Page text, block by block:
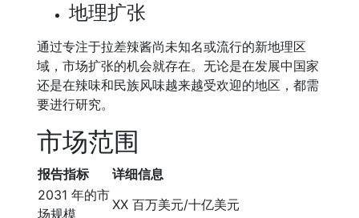
地理扩张
通过专注于拉差辣酱尚未知名或流行的新地理区
域，市场扩张的机会就存在。无论是在发展中国家
还是在辣味和民族风味越来越受欢迎的地区，都需
要进行研究。
市场范围
报告指标
详细信息
2031 年的市
场规模
XX 百万美元/十亿美元